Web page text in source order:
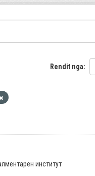
Rendit nga
институт